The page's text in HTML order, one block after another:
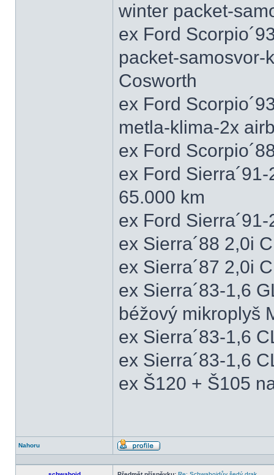
winter packet-
ex Ford
packet-samosvor-
Cosworth
ex Ford
metla-klima-2x
ex Ford
ex Ford
65.000 km
ex Ford
ex Sierra´88 2,0i
ex Sierra´87 2,0i
ex Sierra´83-1,6
béžový mikroplyš
ex Sierra´83-1,6
ex Sierra´83-1,6
ex Š120 + Š105
Nahoru
Profil